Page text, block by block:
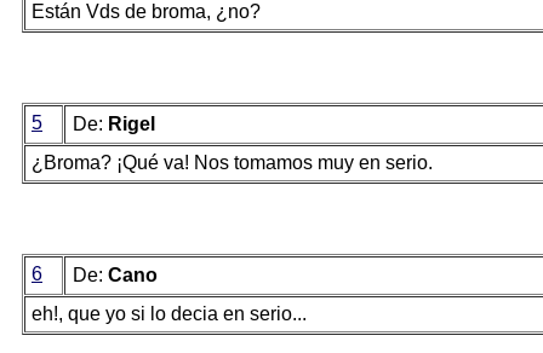
Están Vds de broma, ¿no?
5 De: Rigel
¿Broma? ¡Qué va! Nos tomamos muy en serio.
6 De: Cano
eh!, que yo si lo decia en serio...